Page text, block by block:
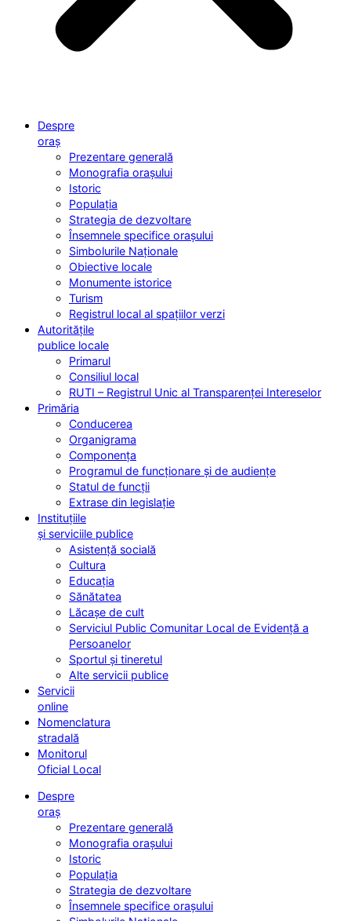
Despre
oraș
Prezentare generală
Monografia orașului
Istoric
Populația
Strategia de dezvoltare
Însemnele specifice orașului
Simbolurile Naționale
Obiective locale
Monumente istorice
Turism
Registrul local al spațiilor verzi
Autoritățile
publice locale
Primarul
Consiliul local
RUTI – Registrul Unic al Transparenței Intereselor
Primăria
Conducerea
Organigrama
Componența
Programul de funcționare și de audiențe
Statul de funcții
Extrase din legislație
Instituțiile
și serviciile publice
Asistență socială
Cultura
Educația
Sănătatea
Lăcașe de cult
Serviciul Public Comunitar Local de Evidență a
Persoanelor
Sportul și tineretul
Alte servicii publice
Servicii
online
Nomenclatura
stradală
Monitorul
Oficial Local
Despre
oraș
Prezentare generală
Monografia orașului
Istoric
Populația
Strategia de dezvoltare
Însemnele specifice orașului